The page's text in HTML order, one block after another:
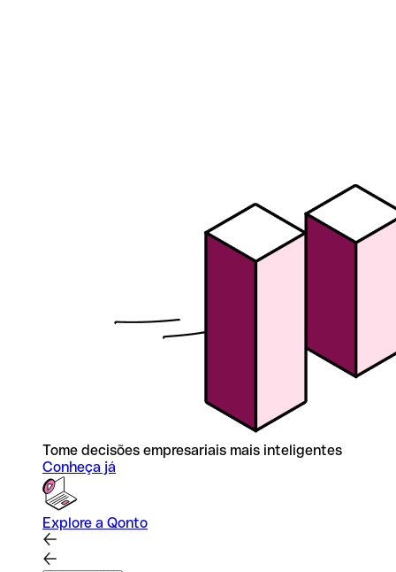
Tome decisões empresariais mais inteligentes
Conheça já
Explore a Qonto